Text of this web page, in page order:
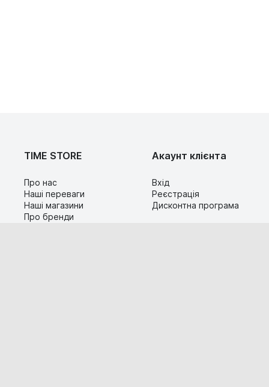
TIME STORE
Про нас
Наші переваги
Наші магазини
Про бренди
Акаунт клієнта
Вхід
Реєстрація
Дисконтна програма